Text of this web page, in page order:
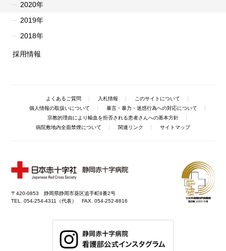
2020年
2019年
2018年
採用情報
よくあるご質問 入札情報
このサイトについて
個人情報の取扱いについて
暴言・暴力・迷惑行為への対応について
宗教的理由により輸血を拒否される患者さんへの基本方針
病院敷地内全面禁煙について
関連リンク サイトマップ
〒420-0853 静岡県静岡市葵区追手町8番2号
TEL. 054-254-4311（代表） FAX. 054-252-8816